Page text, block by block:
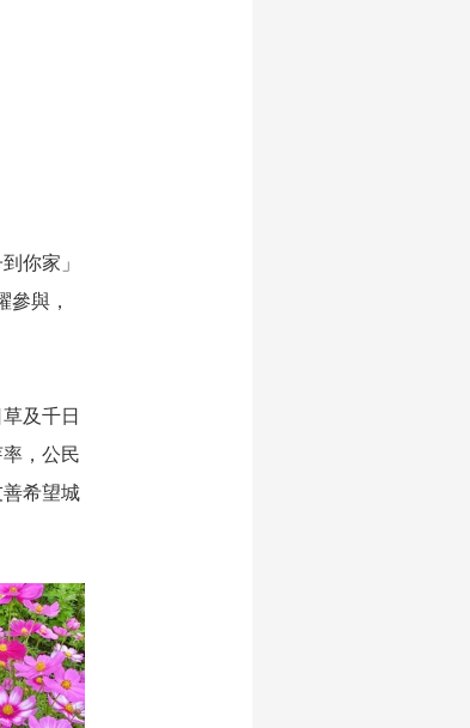
你家」
與，
及千日
，公民
希望城